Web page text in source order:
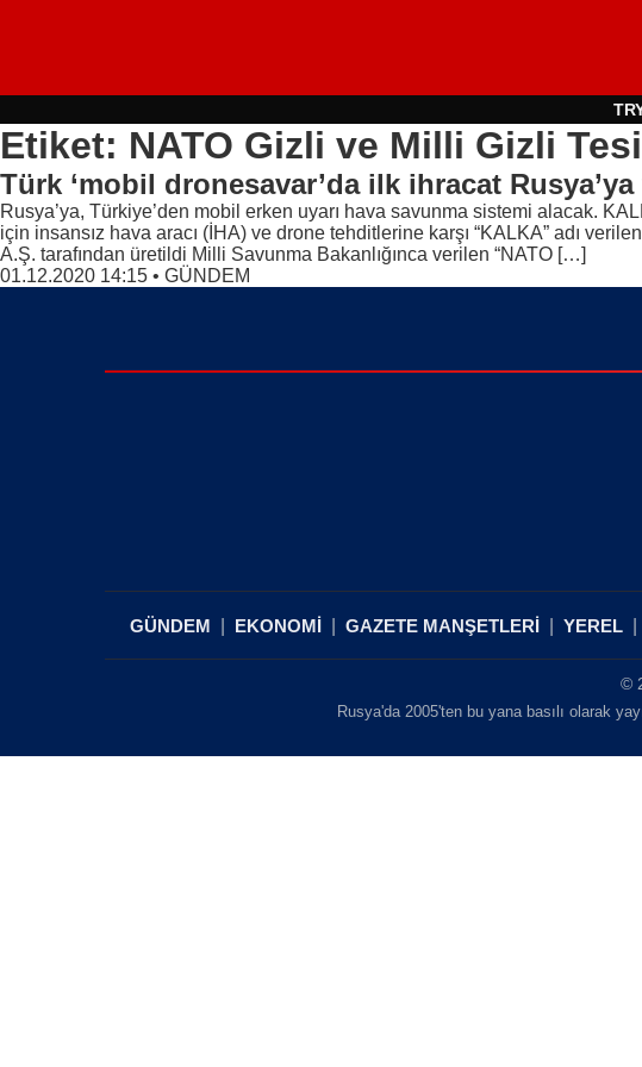
Etiket: NATO Gizli ve Milli Gizli
Türk ‘mobil dronesavar’da ilk ihracat Rusya’ya
Rusya’ya, Türkiye’den mobil erken uyarı hava savunma sistemi alacak.
için insansız hava aracı (İHA) ve drone tehditlerine karşı “KALKA” adı
A.Ş. tarafından üretildi Milli Savunma Bakanlığınca verilen “NATO […]
01.12.2020 14:15 • GÜNDEM
GÜNDEM EKONOMİ GAZETE MANŞETLERİ YEREL
©
Rusya'da 2005'ten bu yana basılı olarak